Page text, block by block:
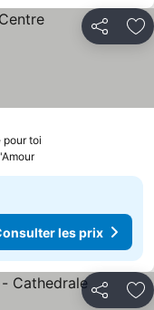
Partager
pour toi
les prix
Partager